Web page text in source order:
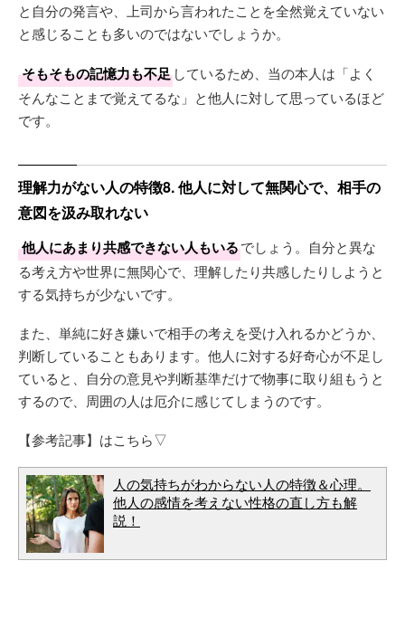
と自分の発言や、上司から言われたことを全然覚えていない
と感じることも多いのではないでしょうか。
そもそもの記憶力も不足 しているため、当の本人は「よく
そんなことまで覚えてるな」と他人に対して思っているほど
です。
理解力がない人の特徴8. 他人に対して無関心で、相手の
意図を汲み取れない
他人にあまり共感できない人もいるでしょう。自分と異な
る考え方や世界に無関心で、理解したり共感したりしようと
する気持ちが少ないです。
また、単純に好き嫌いで相手の考えを受け入れるかどうか、
判断していることもあります。他人に対する好奇心が不足し
ていると、自分の意見や判断基準だけで物事に取り組もうと
するので、周囲の人は厄介に感じてしまうのです。
【参考記事】はこちら▽
人の気持ちがわからない人の特徴＆心理。
他人の感情を考えない性格の直し方も解
説！